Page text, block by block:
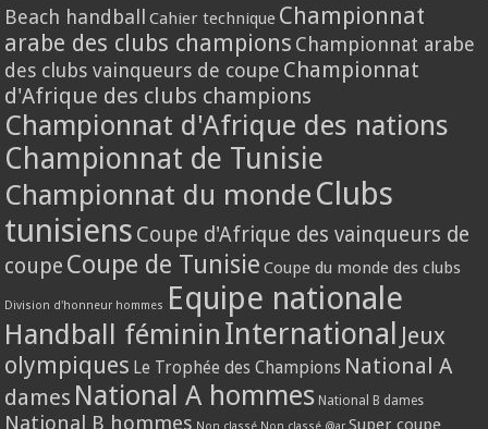
Beach handball Cahier technique Championnat
arabe des clubs champions Championnat arabe
des clubs vainqueurs de coupe Championnat
d'Afrique des clubs champions
Championnat d'Afrique des nations
Championnat de Tunisie
Championnat du monde Clubs
tunisiens Coupe d'Afrique des vainqueurs de
coupe Coupe de Tunisie Coupe du monde des clubs
Division d'honneur hommes Equipe nationale
Handball féminin International Jeux
olympiques Le Trophée des Champions National A
dames National A hommes National B dames
National B hommes
Super coupe